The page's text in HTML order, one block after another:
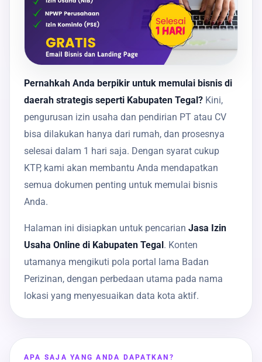
Pernahkah Anda berpikir untuk memulai bisnis di
daerah strategis seperti Kabupaten Tegal? Kini,
pengurusan izin usaha dan pendirian PT atau CV
bisa dilakukan hanya dari rumah, dan prosesnya
selesai dalam 1 hari saja. Dengan syarat cukup
KTP, kami akan membantu Anda mendapatkan
semua dokumen penting untuk memulai bisnis
Anda.
Halaman ini disiapkan untuk pencarian Jasa Izin
Usaha Online di Kabupaten Tegal. Konten
utamanya mengikuti pola portal lama Badan
Perizinan, dengan perbedaan utama pada nama
lokasi yang menyesuaikan data kota aktif.
APA SAJA YANG ANDA DAPATKAN?